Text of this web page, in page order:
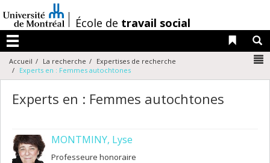
au
contenu
/École de travail social
Menu
Liens
Accueil La recherche
Expertises de recherche
Experts en : Femmes autochtones
Experts en : Femmes autochtones
MONTMINY, Lyse
Professeure honoraire